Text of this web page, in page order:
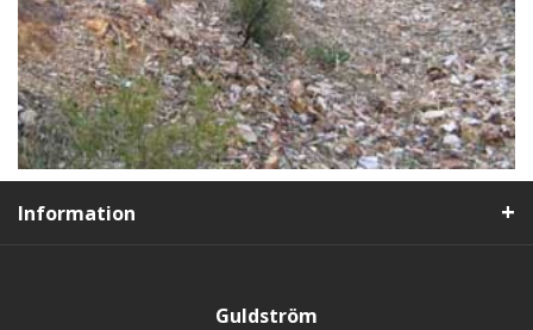
Information
Guldström